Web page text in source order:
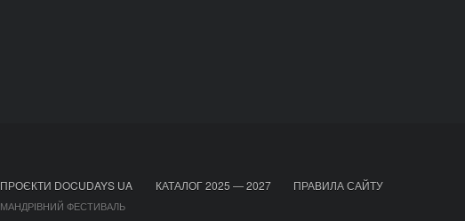
ПРОЄКТИ DOCUDAYS UA
МАНДРІВНИЙ ФЕСТИВАЛЬ
КАТАЛОГ 2025 — 2027 ПРАВИЛА САЙТУ